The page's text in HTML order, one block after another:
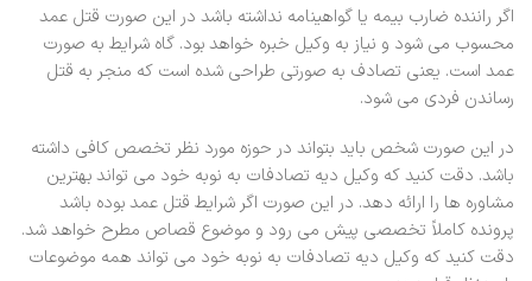
اگر راننده ضارب بیمه یا گواهینامه نداشته باشد در این صورت قتل عمد
محسوب می شود و نیاز به وکیل خبره خواهد بود. گاه شرایط به صورت
عمد است. یعنی تصادف به صورتی طراحی شده است که منجر به قتل
رساندن فردی می شود.
در این صورت شخص باید بتواند در حوزه مورد نظر تخصص کافی داشته
باشد. دقت کنید که وکیل دیه تصادفات به نوبه خود می تواند بهترین
مشاوره ها را ارائه دهد. در این صورت اگر شرایط قتل عمد بوده باشد
پرونده کاملاً تخصصی پیش می رود و موضوع قصاص مطرح خواهد شد.
دقت کنید که وکیل دیه تصادفات به نوبه خود می تواند همه موضوعات